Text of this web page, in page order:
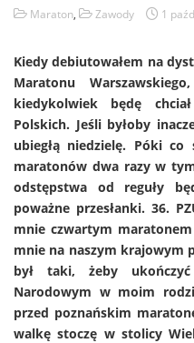
Maraton, Zawody 1
Kiedy debiutowałem na
Maratonu
kiedykolwiek będę
Polskich. Jeśli byłoby
ubiegłą niedzielę. Póki
maratonów dwa razy w
odstępstwa od reguły
poważne przesłanki. 36.
mnie czwartym
mnie na naszym krajowym
był taki, żeby
Narodowym w moim
przed poznańskim
walkę stoczę w stolicy